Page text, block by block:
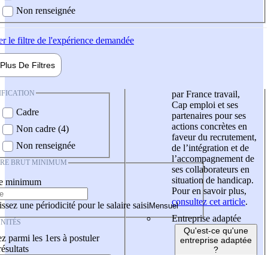
Non renseignée
le filtre de l'expérience demandée
Plus De Filtres
Cadre
Non cadre (4)
Non renseignée
BRUT MINIMUM
minimum
une périodicité pour le salaire saisi
parmi les 1ers à postuler
par France travail,
Cap emploi et ses
partenaires pour ses
actions concrètes en
faveur du recrutement,
de l’intégration et de
l’accompagnement de
ses collaborateurs en
situation de handicap.
Pour en savoir plus,
consultez cet article.
Entreprise adaptée
Qu'est-ce qu'une
entreprise adaptée
?